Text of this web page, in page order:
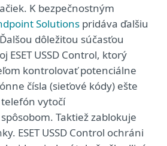
K bezpečnostným
Solutions pridáva ďalšiu
dôležitou súčasťou
ESET USSD Control, ktorý
kontrolovať potenciálne
čísla (sieťové kódy) ešte
vytočí
Taktiež zablokuje
ESET USSD Control ochráni